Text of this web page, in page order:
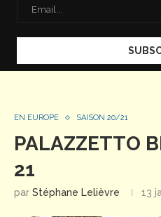
EN EUROPE SAISON 20/21
PALAZZETTO
21
par Stéphane Lelièvre 13